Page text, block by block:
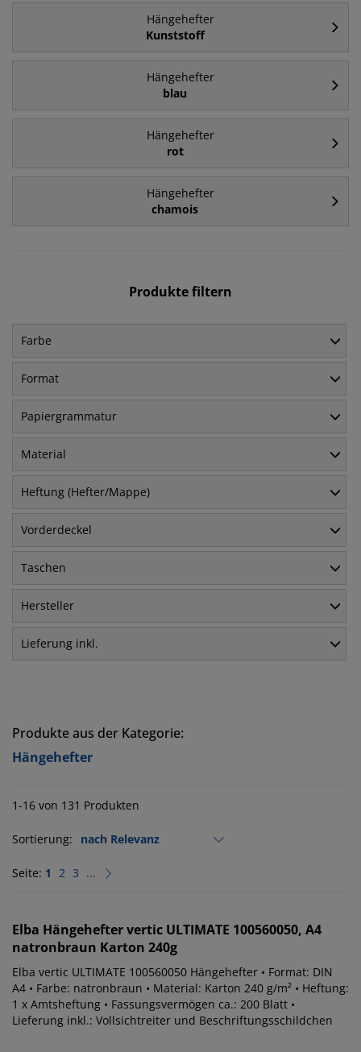
Hängehefter
Kunststoff
Hängehefter
blau
Hängehefter
rot
Hängehefter
chamois
Produkte filtern
Farbe
Format
Papiergrammatur
Material
Heftung (Hefter/Mappe)
Vorderdeckel
Taschen
Hersteller
Lieferung inkl.
Produkte aus der Kategorie:
Hängehefter
1-16 von 131 Produkten
Sortierung:
Seite: 1 2 3 ...
Elba Hängehefter vertic ULTIMATE 100560050, A4
natronbraun Karton 240g
Elba vertic ULTIMATE 100560050 Hängehefter • Format: DIN
A4 • Farbe: natronbraun • Material: Karton 240 g/m² • Heftung:
1 x Amtsheftung • Fassungsvermögen ca.: 200 Blatt •
Lieferung inkl.: Vollsichtreiter und Beschriftungsschildchen